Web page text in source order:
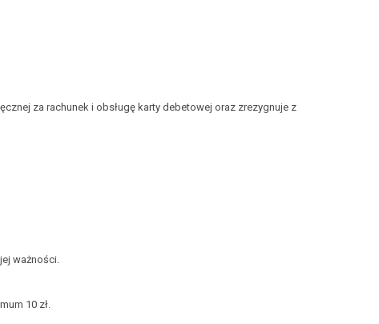
za rachunek i obsługę karty debetowej oraz zrezygnuje z
ważności.
10 zł.